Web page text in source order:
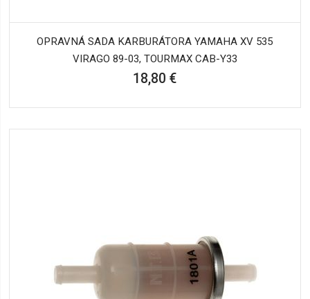
OPRAVNÁ SADA KARBURÁTORA YAMAHA XV 535
VIRAGO 89-03, TOURMAX CAB-Y33
18,80 €